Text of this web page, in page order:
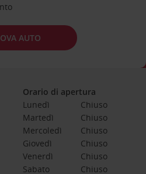
AUTO
Orario di apertura
Lunedì
Chiuso
Martedì
Chiuso
Mercoledì
Chiuso
Giovedì
Chiuso
Venerdì
Chiuso
Sabato
Chiuso